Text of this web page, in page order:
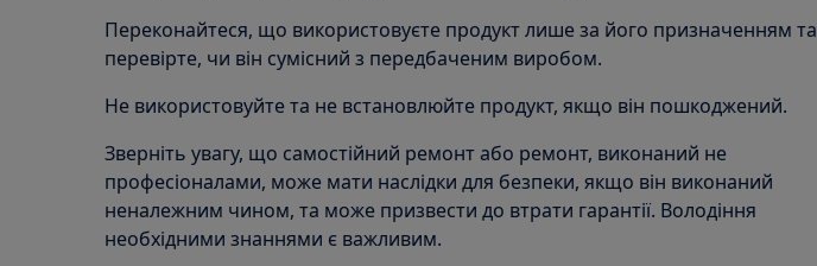
Переконайтеся, що використовуєте продукт лише за його призначенням та
перевірте, чи він сумісний з передбаченим виробом.
Не використовуйте та не встановлюйте продукт, якщо він пошкоджений.
Зверніть увагу, що самостійний ремонт або ремонт, виконаний не
професіоналами, може мати наслідки для безпеки, якщо він виконаний
неналежним чином, та може призвести до втрати гарантії. Володіння
необхідними знаннями є важливим.